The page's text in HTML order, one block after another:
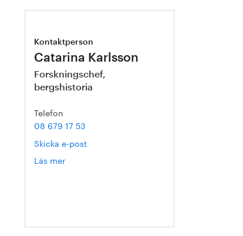
Kontaktperson
Catarina Karlsson
Forskningschef,
bergshistoria
Telefon
08 679 17 53
Skicka e-post
Läs mer